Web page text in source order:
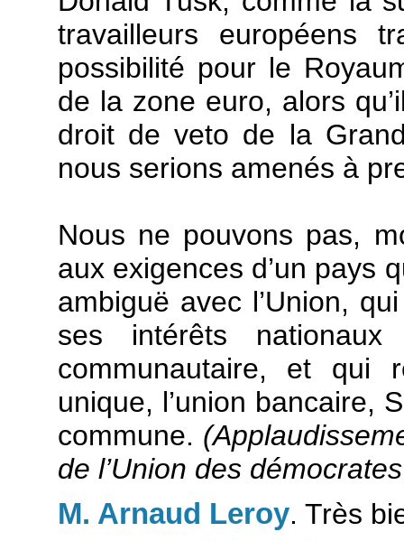
travailleurs européens
possibilité pour le
de la zone euro, alors
droit de veto de la
nous serions amenés à
Nous ne pouvons pas,
aux exigences d’un pays
ambiguë avec l’Union,
ses intérêts
communautaire, et qui
unique, l’union bancaire,
commune.
de l’Union des
M. Arnaud Leroy. Très